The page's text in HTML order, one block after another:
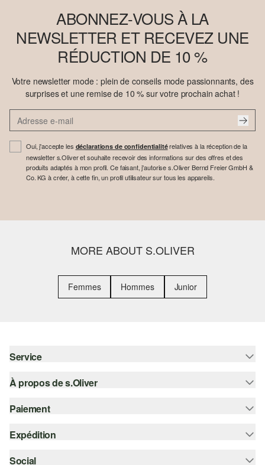
ABONNEZ-VOUS À LA
NEWSLETTER ET RECEVEZ UNE
RÉDUCTION DE 10 %
Votre newsletter mode : plein de conseils mode passionnants, des
surprises et une remise de 10 % sur votre prochain achat !
Oui, j'accepte les déclarations de confidentialitérelatives à la réception de la
newsletter s.Oliver et souhaite recevoir des informations sur des offres et des
produits adaptés à mon profil. Ce faisant, j'autorise s.Oliver Bernd Freier GmbH &
Co. KG à créer, à cette fin, un profil utilisateur sur tous les appareils.
MORE ABOUT S.OLIVER
Femmes Hommes Junior
Service
Aide - FAQ
À propos de s.Oliver
S'abonner à la Newsletter
s.Oliver Card
Paiement
Sur facture
Expédition
Suivi de colis
Social